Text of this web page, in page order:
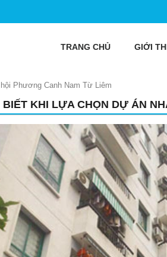
TRANG CHỦ GIỚI
Phương Canh Nam Từ Liêm
KHI LỰA CHỌN DỰ ÁN